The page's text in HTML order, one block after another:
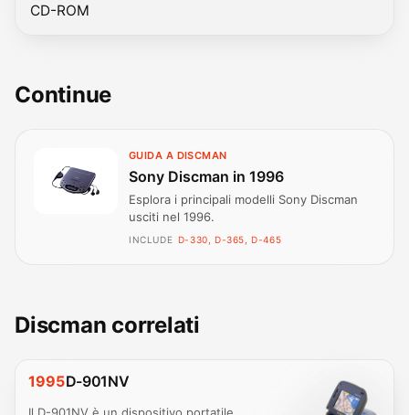
CD-ROM
Continue
GUIDA A DISCMAN
Sony Discman in 1996
Esplora i principali modelli Sony Discman
usciti nel 1996.
INCLUDE D-330, D-365, D-465
Discman correlati
1995D-901NV
Il D-901NV è un dispositivo portatile